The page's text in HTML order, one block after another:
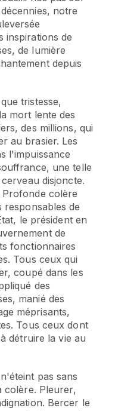
notre
inspirations de
de lumière
depuis
tristesse,
mort lente des
des millions, qui
au brasier. Les
l'impuissance
une telle
disjoncte.
colère
responsables de
le président en
de
fonctionnaires
Tous ceux qui
coupé dans les
des
manié des
méprisants,
Tous ceux dont
détruire la vie au
pas sans
colère. Pleurer,
Bercer le